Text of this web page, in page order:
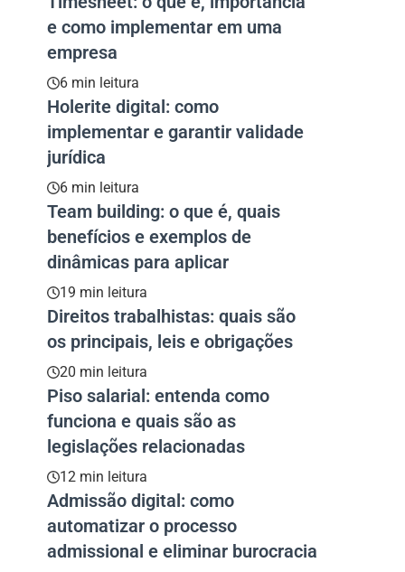
e como implementar em uma
empresa
6 min leitura
Holerite digital: como
implementar e garantir validade
jurídica
6 min leitura
Team building: o que é, quais
benefícios e exemplos de
dinâmicas para aplicar
19 min leitura
Direitos trabalhistas: quais são
os principais, leis e obrigações
20 min leitura
Piso salarial: entenda como
funciona e quais são as
legislações relacionadas
12 min leitura
Admissão digital: como
automatizar o processo
admissional e eliminar burocracia